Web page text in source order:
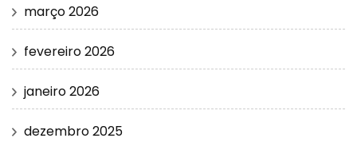
março 2026
fevereiro 2026
janeiro 2026
dezembro 2025